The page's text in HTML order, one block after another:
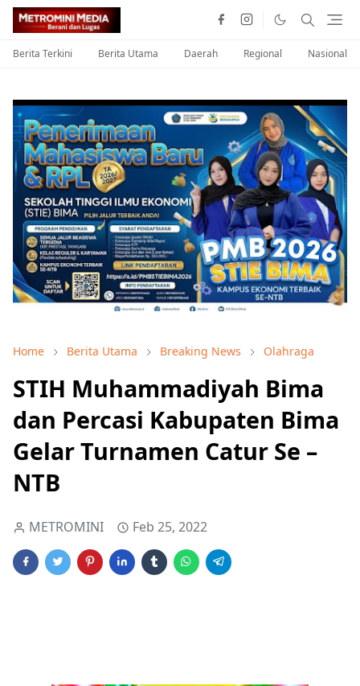
Berita Terkini Berita Utama Daerah Regional Nasional
Home Berita Utama Breaking News Olahraga
STIH Muhammadiyah Bima
dan Percasi Kabupaten Bima
Gelar Turnamen Catur Se –
NTB
METROMINI Feb 25, 2022